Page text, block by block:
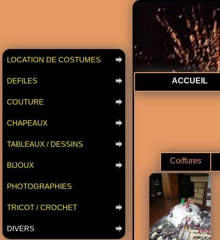
LOCATION DE COSTUMES
DEFILES
COUTURE
CHAPEAUX
TABLEAUX / DESSINS
BIJOUX
PHOTOGRAPHIES
TRICOT / CROCHET
DIVERS
ACCUEIL
Coiffures